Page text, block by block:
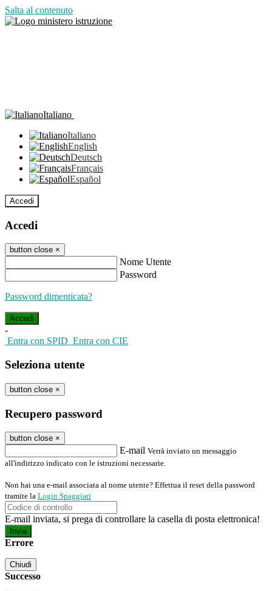
Salta al contenuto
Italiano
Italiano
English
Deutsch
Français
Español
Accedi
Accedi
button close ×
Nome Utente
Password
Password dimenticata?
-
Entra con SPID Entra con CIE
Seleziona utente
button close ×
Recupero password
button close ×
E-mail Verrà inviato un messaggio
all'indirizzo indicato con le istruzioni necessarie.
Non hai una e-mail associata al nome utente? Effettua il reset della password
tramite la Login Spaggiari
E-mail inviata, si prega di controllare la casella di posta elettronica!
Errore
Chiudi
Successo